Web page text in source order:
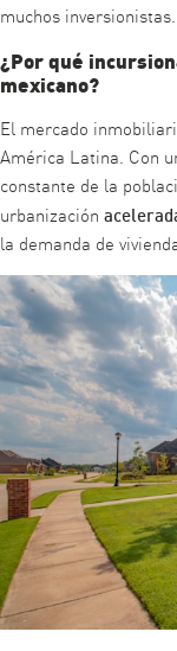
muchos inversionistas.
¿Por qué
mexicano?
El mercado
América Latina. Con
constante de la
urbanización
la demanda de